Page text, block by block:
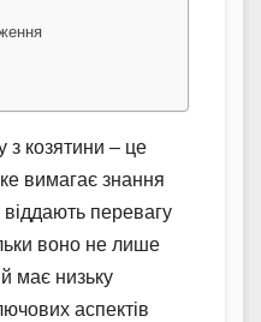
козятини – це
вимагає знання
перевагу
воно не лише
має низьку
аспектів